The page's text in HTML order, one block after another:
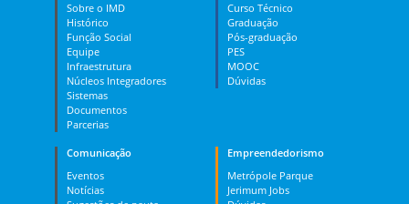
Sobre o IMD
Histórico
Função Social
Equipe
Infraestrutura
Núcleos Integradores
Sistemas
Documentos
Parcerias
Curso Técnico
Graduação
Pós-graduação
PES
MOOC
Dúvidas
Comunicação
Eventos
Notícias
Empreendedorismo
Metrópole Parque
Jerimum Jobs